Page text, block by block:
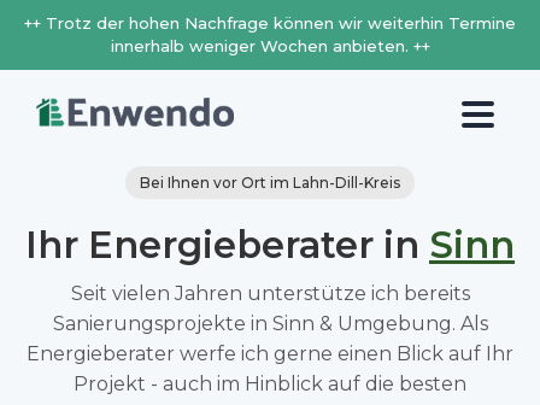
++ Trotz der hohen Nachfrage können wir weiterhin Termine
innerhalb weniger Wochen anbieten. ++
Bei Ihnen vor Ort im Lahn-Dill-Kreis
Ihr Energieberater in Sinn
Seit vielen Jahren unterstütze ich bereits
Sanierungsprojekte in Sinn & Umgebung. Als
Energieberater werfe ich gerne einen Blick auf Ihr
Projekt - auch im Hinblick auf die besten